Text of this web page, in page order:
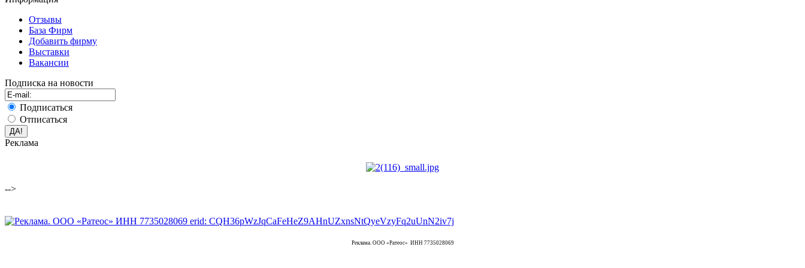
Отзывы
База Фирм
Добавить фирму
Выставки
Вакансии
Подписка на новости
Подписаться
Отписаться
Реклама
-->
Реклама. ООО «Ратеос» ИНН 7735028069